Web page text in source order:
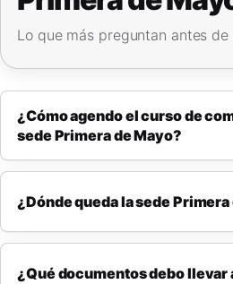
Lo que más preguntan antes de
¿Cómo agendo el curso de
sede Primera de Mayo?
¿Dónde queda la sede Primera
¿Qué documentos debo llevar